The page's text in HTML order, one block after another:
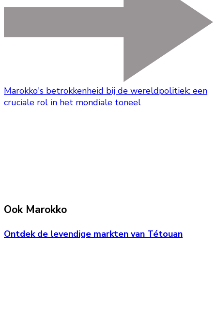
Marokko's betrokkenheid bij de wereldpolitiek: een
cruciale rol in het mondiale toneel
Ook Marokko
Ontdek de levendige markten van Tétouan